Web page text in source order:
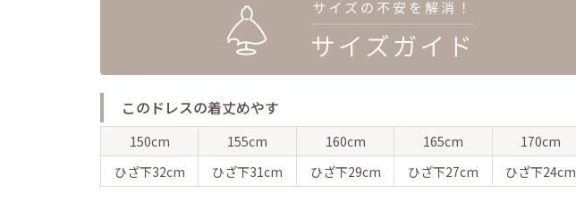
このドレスの着丈めやす
150cm 155cm 160cm 165cm
170cm
ひざ下32cm ひざ下31cm ひざ下29cm ひざ下27cm ひざ下24cm